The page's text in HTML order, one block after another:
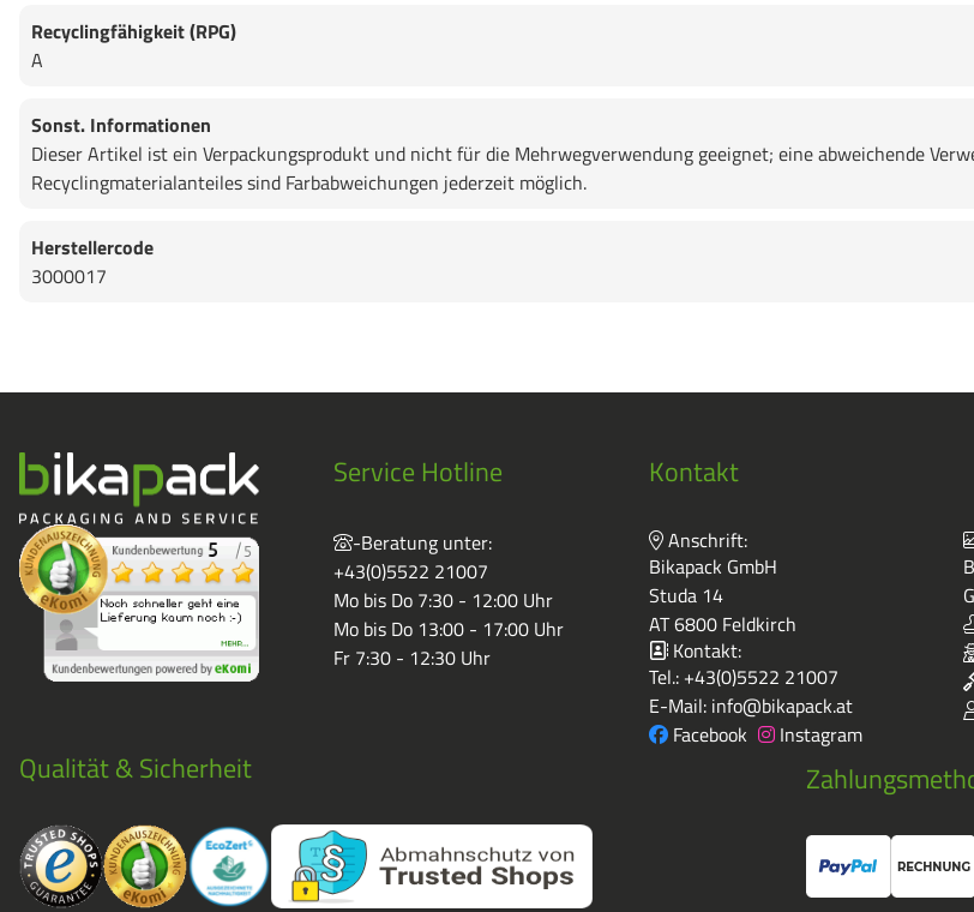
Recyclingfähigkeit (RPG)
A
Sonst. Informationen
Dieser Artikel ist ein Verpackungsprodukt und nicht für die Mehrwegverwendung geeignet; eine abweichende
Recyclingmaterialanteiles sind Farbabweichungen jederzeit möglich.
Herstellercode
3000017
Service Hotline
-Beratung unter:
+43(0)5522 21007
Mo bis Do 7:30 - 12:00 Uhr
Mo bis Do 13:00 - 17:00 Uhr
Fr 7:30 - 12:30 Uhr
Kontakt
Anschrift:
Bikapack GmbH
Studa 14
AT 6800 Feldkirch
Kontakt:
Tel.: +43(0)5522 21007
E-Mail: info@bikapack.at
Facebook
Instagram
Qualität & Sicherheit